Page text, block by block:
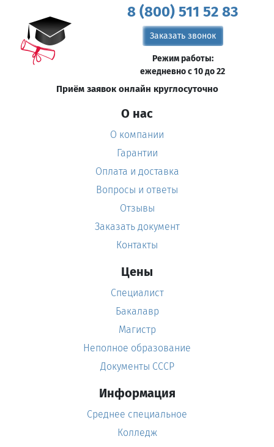
8 (800) 511 52 83
Заказать звонок
Режим работы:
ежедневно с 10 до 22
Приём заявок онлайн круглосуточно
О нас
О компании
Гарантии
Оплата и доставка
Вопросы и ответы
Отзывы
Заказать документ
Контакты
Цены
Специалист
Бакалавр
Магистр
Неполное образование
Документы СССР
Информация
Среднее специальное
Колледж